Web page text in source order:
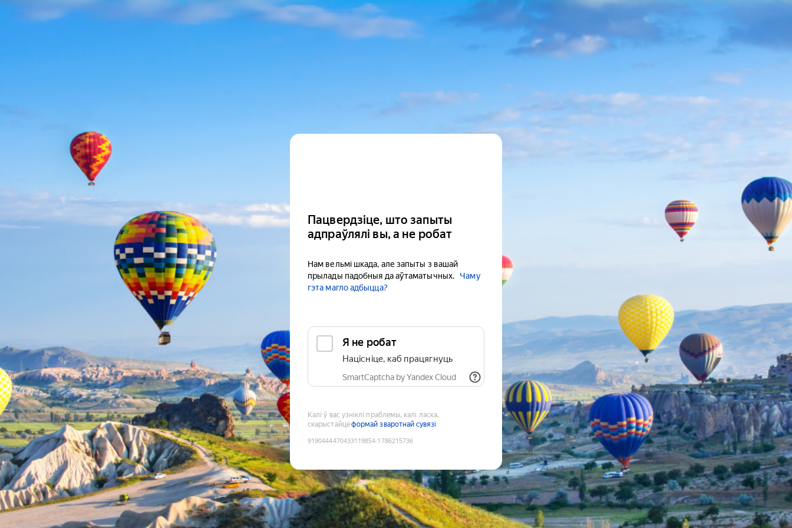
Пацвердзіце, што запыты
адпраўлялі вы, а не робат
Нам вельмі шкада, але запыты з вашай
прылады падобныя да аўтаматычных.
Чаму
гэта магло адбыцца?
Я не робат
Націсніце, каб працягнуць
SmartCaptcha by Yandex Cloud
Калі ў вас узніклі праблемы, калі ласка,
скарыстайцеформай зваротнай сувязі
9190444470433119854:1786215736